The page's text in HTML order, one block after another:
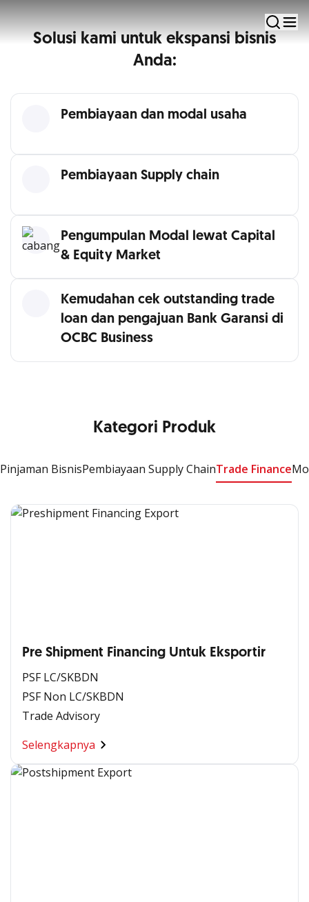
Trade Finance
Solusi kami untuk ekspansi bisnis
Anda:
Pembiayaan dan modal usaha
Pembiayaan Supply chain
Pengumpulan Modal lewat Capital
& Equity Market
Kemudahan cek outstanding trade
loan dan pengajuan Bank Garansi di
OCBC Business
Kategori Produk
Pinjaman BisnisPembiayaan Supply ChainTrade Finance
Pre Shipment Financing Untuk Eksportir
PSF LC/SKBDN
PSF Non LC/SKBDN
Trade Advisory
Selengkapnya